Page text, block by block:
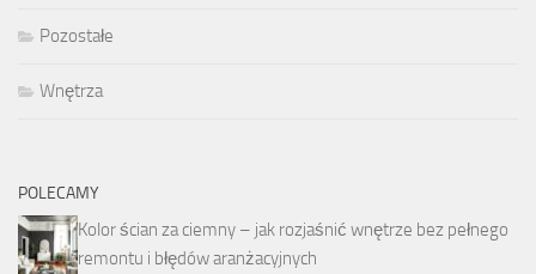
Pozostałe
Wnętrza
POLECAMY
Kolor ścian za ciemny – jak rozjaśnić wnętrze bez pełnego
remontu i błędów aranżacyjnych